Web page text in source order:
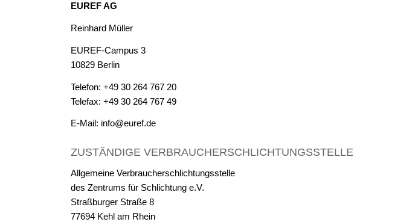
EUREF AG
Reinhard Müller
EUREF-Campus 3
10829 Berlin
Telefon: +49 30 264 767 20
Telefax: +49 30 264 767 49
E-Mail: info@euref.de
ZUSTÄNDIGE VERBRAUCHERSCHLICHTUNGSSTELLE
Allgemeine Verbraucherschlichtungsstelle
des Zentrums für Schlichtung e.V.
Straßburger Straße 8
77694 Kehl am Rhein